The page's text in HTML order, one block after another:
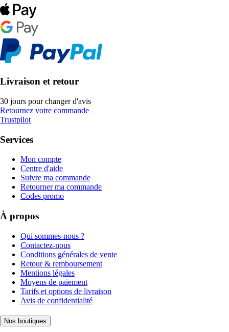
Livraison et retour
30 jours pour changer d'avis
Retournez votre commande
Trustpilot
Services
Mon compte
Centre d'aide
Suivre ma commande
Retourner ma commande
Codes promo
À propos
Qui sommes-nous ?
Contactez-nous
Conditions générales de vente
Retour & remboursement
Mentions légales
Moyens de paiement
Tarifs et options de livraison
Avis de confidentialité
Nos boutiques